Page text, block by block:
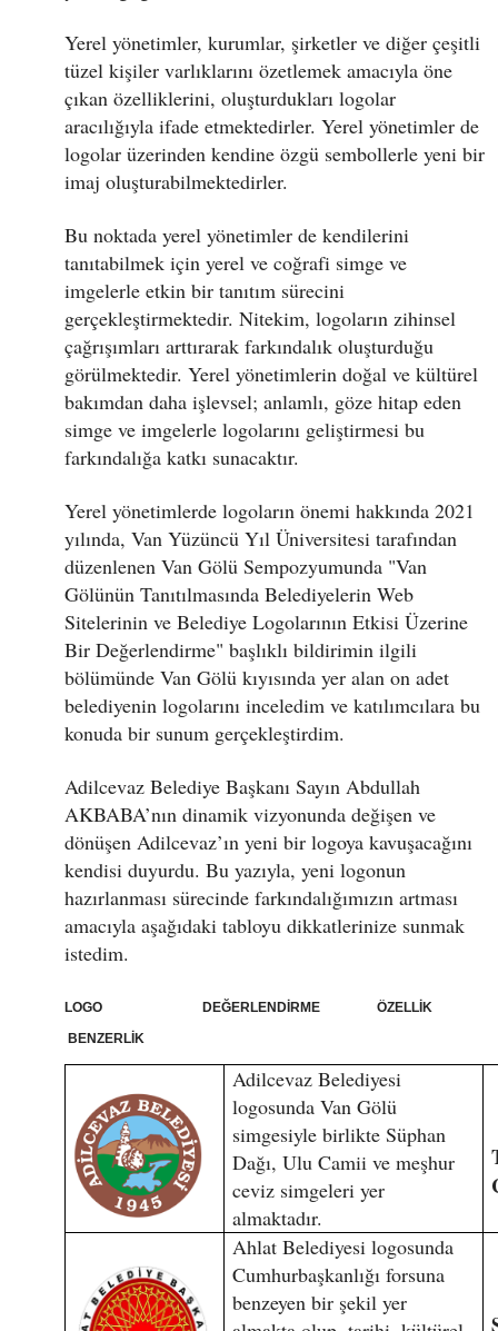
Yerel yönetimler, kurumlar, şirketler ve diğer çeşitli
tüzel kişiler varlıklarını özetlemek amacıyla öne
çıkan özelliklerini, oluşturdukları logolar
aracılığıyla ifade etmektedirler. Yerel yönetimler de
logolar üzerinden kendine özgü sembollerle yeni bir
imaj oluşturabilmektedirler.
Bu noktada yerel yönetimler de kendilerini
tanıtabilmek için yerel ve coğrafi simge ve
imgelerle etkin bir tanıtım sürecini
gerçekleştirmektedir. Nitekim, logoların zihinsel
çağrışımları arttırarak farkındalık oluşturduğu
görülmektedir. Yerel yönetimlerin doğal ve kültürel
bakımdan daha işlevsel; anlamlı, göze hitap eden
simge ve imgelerle logolarını geliştirmesi bu
farkındalığa katkı sunacaktır.
Yerel yönetimlerde logoların önemi hakkında 2021
yılında, Van Yüzüncü Yıl Üniversitesi tarafından
düzenlenen Van Gölü Sempozyumunda "Van
Gölünün Tanıtılmasında Belediyelerin Web
Sitelerinin ve Belediye Logolarının Etkisi Üzerine
Bir Değerlendirme" başlıklı bildirimin ilgili
bölümünde Van Gölü kıyısında yer alan on adet
belediyenin logolarını inceledim ve katılımcılara bu
konuda bir sunum gerçekleştirdim.
Adilcevaz Belediye Başkanı Sayın Abdullah
AKBABA’nın dinamik vizyonunda değişen ve
dönüşen Adilcevaz’ın yeni bir logoya kavuşacağını
kendisi duyurdu. Bu yazıyla, yeni logonun
hazırlanması sürecinde farkındalığımızın artması
amacıyla aşağıdaki tabloyu dikkatlerinize sunmak
istedim.
LOGO DEĞERLENDİRME ÖZELLİK
BENZERLİK
Adilcevaz Belediyesi
logosunda Van Gölü
simgesiyle birlikte Süphan
Dağı, Ulu Camii ve meşhur
ceviz simgeleri yer
almaktadır.
Ahlat Belediyesi logosunda
Cumhurbaşkanlığı forsuna
benzeyen bir şekil yer